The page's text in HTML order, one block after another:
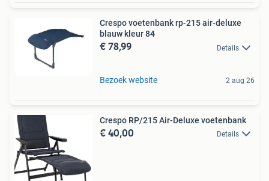
Crespo voetenbank rp-215 air-deluxe
blauw kleur 84
€ 78,99 Details
Bezoek website 2 aug 26
Crespo RP/215 Air-Deluxe voetenbank
€ 40,00 Details